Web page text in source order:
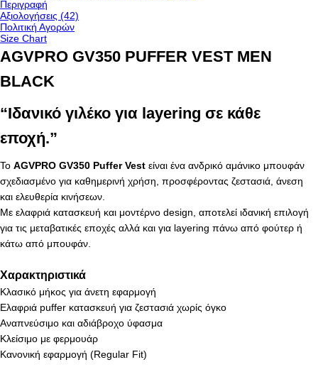
Περιγραφή
Αξιολογήσεις (42)
Πολιτική Αγορών
Size Chart
AGVPRO GV350 PUFFER VEST MEN
BLACK
“Ιδανικό γιλέκο για layering σε κάθε
εποχή.”
Το AGVPRO GV350 Puffer Vest είναι ένα ανδρικό αμάνικο μπουφάν
σχεδιασμένο για καθημερινή χρήση, προσφέροντας ζεστασιά, άνεση
και ελευθερία κινήσεων.
Με ελαφριά κατασκευή και μοντέρνο design, αποτελεί ιδανική επιλογή
για τις μεταβατικές εποχές αλλά και για layering πάνω από φούτερ ή
κάτω από μπουφάν.
Χαρακτηριστικά
Κλασικό μήκος για άνετη εφαρμογή
Ελαφριά puffer κατασκευή για ζεστασιά χωρίς όγκο
Αναπνεύσιμο και αδιάβροχο ύφασμα
Κλείσιμο με φερμουάρ
Κανονική εφαρμογή (Regular Fit)